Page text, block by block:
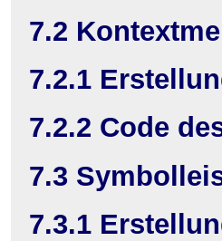
7.2
7.2.1
7.2.2 Code
7.3
7.3.1